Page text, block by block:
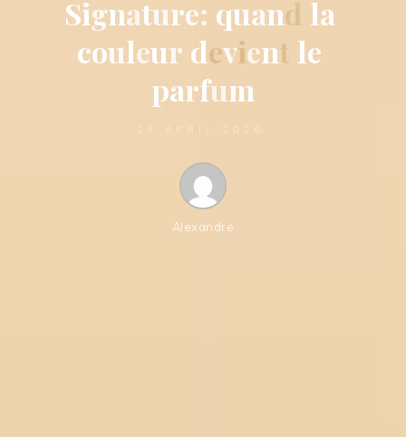
Signature: quand la
couleur devient le
parfum
13 APRIL 2026
Alexandre